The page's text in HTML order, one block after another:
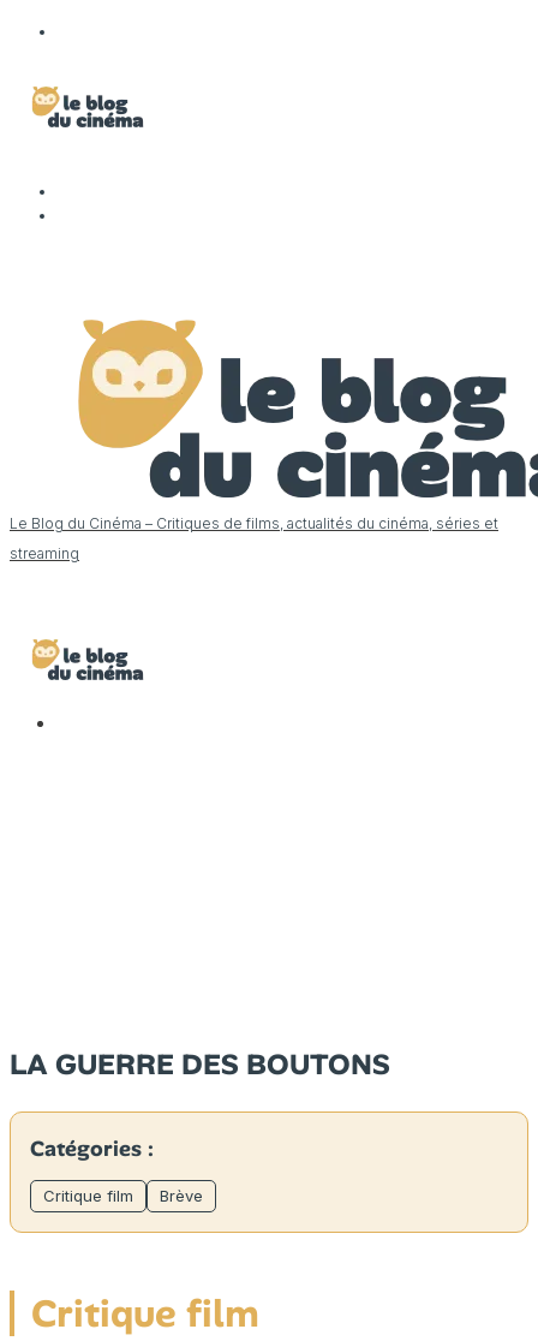
Le Blog du Cinéma – Critiques de films, actualités du cinéma, séries et
streaming
LA GUERRE DES BOUTONS
Catégories :
Critique film Brève
Critique film